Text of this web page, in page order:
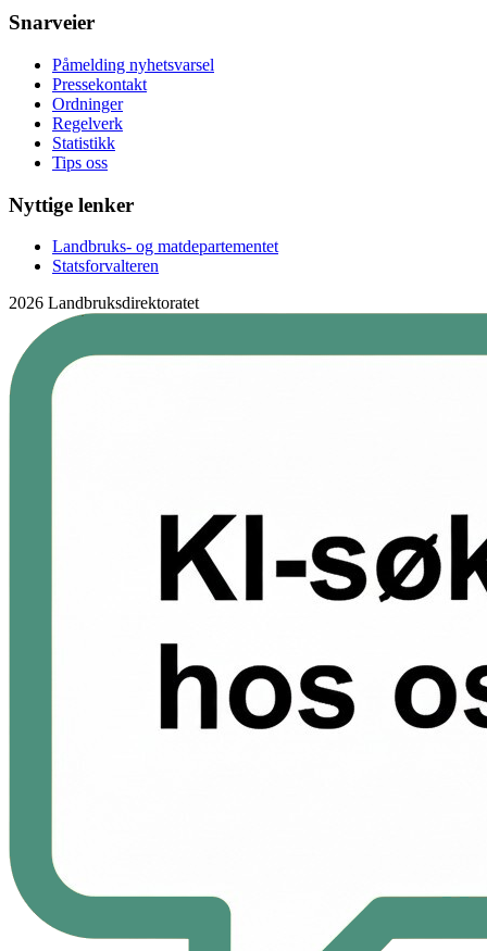
Snarveier
Påmelding nyhetsvarsel
Pressekontakt
Ordninger
Regelverk
Statistikk
Tips oss
Nyttige lenker
Landbruks- og matdepartementet
Statsforvalteren
2026 Landbruksdirektoratet